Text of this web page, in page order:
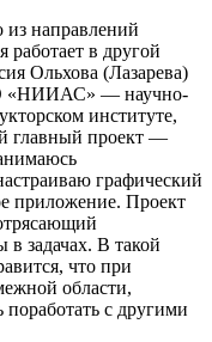
направлений
в другой
Ольхова (Лазарева)
«НИИАС» — научно-
институте,
главный проект —
графический
приложение. Проект
задачах. В такой
что при
области,
с другими